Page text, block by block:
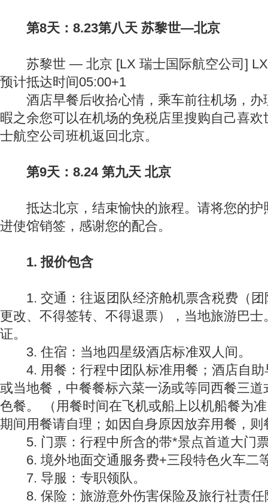
第8天：8.23第八天 苏黎世—北京
苏黎世 — 北京 [LX 瑞士国际航空公司]
预计抵达时间05:00+1
酒店早餐后收拾心情，乘车前往机场，办
暇之余您可以在机场的免税店里搜购自己喜
士航空公司班机返回北京。
第9天：8.24 第九天 北京
抵达北京，结束愉快的旅程。请将您的护
进使馆销签，感谢您的配合。
1. 报价包含
1. 交通：往返团队经济舱机票含税费（团
更改、不得签转、不得退票），当地旅游巴
证。
3. 住宿：当地四星级酒店标准双人间。
4. 用餐：行程中团队标准用餐；酒店自助
或当地餐，中餐餐标六菜一汤或等同西餐三
色餐。 （用餐时间在飞机或船上以机船餐为
期间用餐请自理；如因自身原因放弃用餐，则
5. 门票：行程中所含的带*景点首道大门
6. 境外地面交通服务费+三段特色火车二
7. 导服：专职领队。
8. 保险：旅游意外伤害保险及旅行社责任